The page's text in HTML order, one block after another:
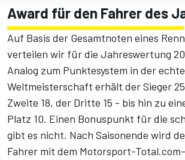
Award für den Fahrer des
Auf Basis der Gesamtnoten eines
verteilen wir für die Jahreswertung
Analog zum Punktesystem in der
Weltmeisterschaft erhält der Sieger
Zweite 18, der Dritte 15 - bis hin zu
Platz 10. Einen Bonuspunkt für die
gibt es nicht. Nach Saisonende wird
Fahrer mit dem Motorsport-